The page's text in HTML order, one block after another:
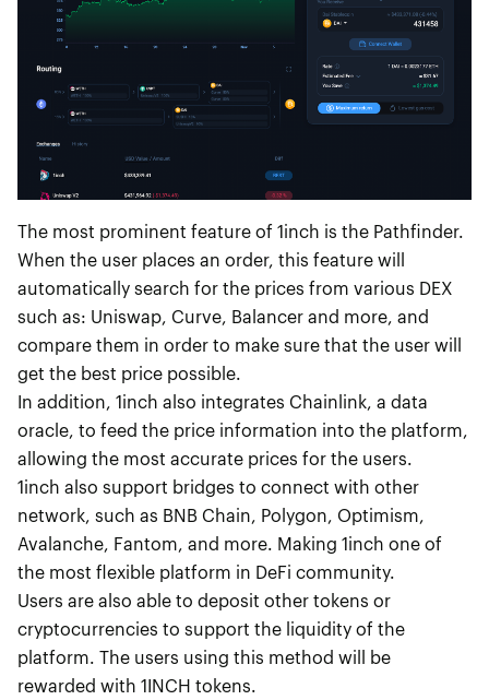
The most prominent feature of 1inch is the Pathfinder.
When the user places an order, this feature will
automatically search for the prices from various DEX
such as: Uniswap, Curve, Balancer and more, and
compare them in order to make sure that the user will
get the best price possible.
In addition, 1inch also integrates Chainlink, a data
oracle, to feed the price information into the platform,
allowing the most accurate prices for the users.
1inch also support bridges to connect with other
network, such as BNB Chain, Polygon, Optimism,
Avalanche, Fantom, and more. Making 1inch one of
the most flexible platform in DeFi community.
Users are also able to deposit other tokens or
cryptocurrencies to support the liquidity of the
platform. The users using this method will be
rewarded with 1INCH tokens.